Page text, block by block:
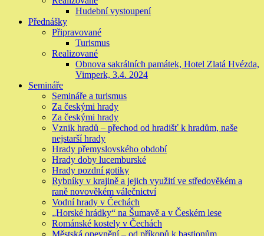
Hudební vystoupení
Přednášky
Připravované
Turismus
Realizované
Obnova sakrálních památek, Hotel Zlatá Hvézda,
Vimperk, 3.4. 2024
Semináře
Semináře a turismus
Za českými hrady
Za českými hrady
Vznik hradů – přechod od hradišť k hradům, naše
nejstarší hrady
Hrady přemyslovského období
Hrady doby lucemburské
Hrady pozdní gotiky
Rybníky v krajině a jejich využití ve středověkém a
raně novověkém válečnictví
Vodní hrady v Čechách
„Horské hrádky“ na Šumavě a v Českém lese
Románské kostely v Čechách
Městská opevnění – od příkopů k bastionům